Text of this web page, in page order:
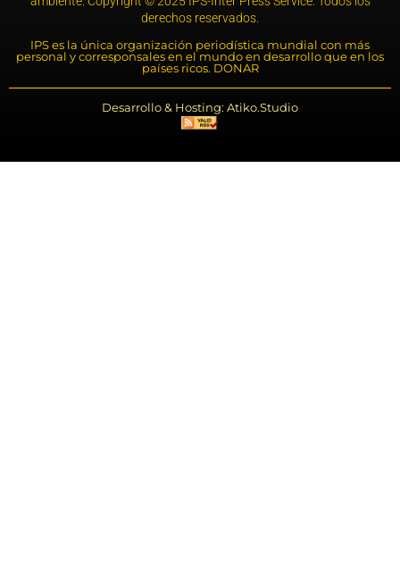
derechos reservados.
IPS es la única organización periodística mundial con más
personal y corresponsales en el mundo en desarrollo que en los
países ricos. DONAR
Desarrollo & Hosting: Atiko.Studio